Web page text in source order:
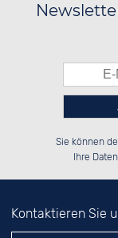
██░░░░░░██░░██░░██░░██░░██░░░░░░
██████░░██████░░██░░██░░██████░░
██░░██░░░░░░██░░██░░██░░██░░██░░
Sie können
Ihre
Kontaktieren Sie